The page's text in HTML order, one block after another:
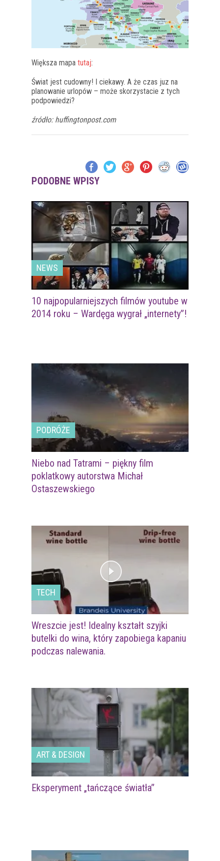
Większa mapa tutaj:
Świat jest cudowny! I ciekawy. A że czas juz na
planowanie urlopów – może skorzystacie z tych
podpowiedzi?
źródło: huffingtonpost.com
PODOBNE WPISY
NEWS
10 najpopularniejszych filmów youtube w
2014 roku – Wardęga wygrał „internety”!
PODRÓŻE
Niebo nad Tatrami – piękny film
poklatkowy autorstwa Michał
Ostaszewskiego
TECH
Wreszcie jest! Idealny kształt szyjki
butelki do wina, który zapobiega kapaniu
podczas nalewania.
ART & DESIGN
Eksperyment „tańczące światła”